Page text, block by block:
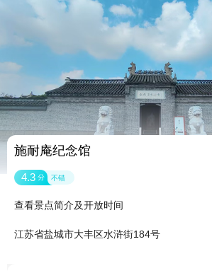
施耐庵纪念馆
4.3 分 不错
查看景点简介及开放时间
江苏省盐城市大丰区水浒街184号